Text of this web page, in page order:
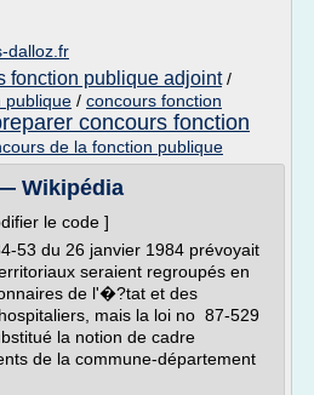
dalloz.fr
fonction publique adjoint/
publique / concours fonction
concours fonction
de la fonction publique
Wikipédia
le code ]
53 du 26 janvier 1984 prévoyait
seraient regroupés en
de l'�?tat et des
mais la loi no 87-529
la notion de cadre
de la commune-département